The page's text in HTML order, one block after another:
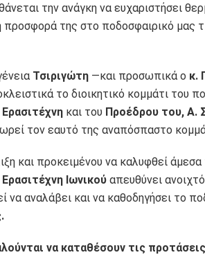
την ανάγκη να ευχαριστήσει
προσφορά της στο ποδοσφαιρικό μας
Τσιριγώτη —και προσωπικά ο κ.
το διοικητικό κομμάτι του
Ερασιτέχνη και του Προέδρου του, Α.
τον εαυτό της αναπόσπαστο
και προκειμένου να καλυφθεί άμεσα
Ερασιτέχνη Ιωνικού απευθύνει
να αναλάβει και να καθοδηγήσει το
να καταθέσουν τις